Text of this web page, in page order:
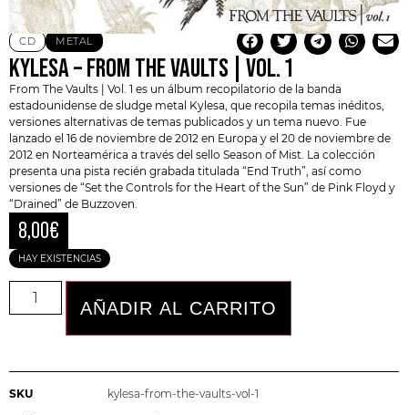
CD METAL
KYLESA – FROM THE VAULTS | VOL. 1
From The Vaults | Vol. 1 es un álbum recopilatorio de la banda
estadounidense de sludge metal Kylesa, que recopila temas inéditos,
versiones alternativas de temas publicados y un tema nuevo. Fue
lanzado el 16 de noviembre de 2012 en Europa y el 20 de noviembre de
2012 en Norteamérica a través del sello Season of Mist. La colección
presenta una pista recién grabada titulada “End Truth”, así como
versiones de “Set the Controls for the Heart of the Sun” de Pink Floyd y
“Drained” de Buzzoven.
8,00€
HAY EXISTENCIAS
AÑADIR AL CARRITO
SKU kylesa-from-the-vaults-vol-1